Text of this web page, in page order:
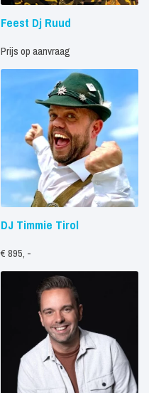
Feest Dj Ruud
Prijs op aanvraag
DJ Timmie Tirol
€ 895, -